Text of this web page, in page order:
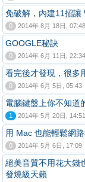
免破解，內建11招讓
0 2014年 8月 18日, 07:48
GOOGLE秘訣
0 2014年 6月 11日, 22:34
看完後才發現，很多
0 2014年 6月 5日, 05:43
電腦鍵盤上你不知道
1 2014年 5月 20日, 14:51
用 Mac 也能輕鬆網
0 2014年 5月 6日, 17:09
絕美音質不用花大錢
發燒級天籟